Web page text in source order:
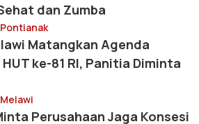
dan Zumba
Pontianak
Matangkan Agenda
ke-81 RI, Panitia Diminta
Melawi
Perusahaan Jaga Konsesi